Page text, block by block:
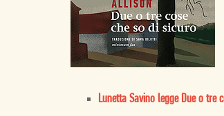
Lunetta Savino legge Due o tre